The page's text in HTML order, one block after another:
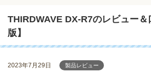
THIRDWAVE DX-R7のレビュー
版】
2023年7月29日 製品レビュー